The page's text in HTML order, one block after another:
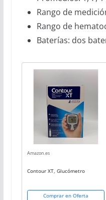
Rango de
Rango de
Baterías: dos
Amazon.es
Contour XT, Glucómetro
Comprar en Oferta